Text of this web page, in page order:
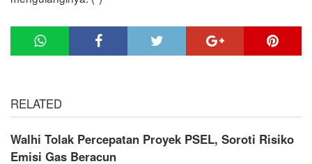
RELATED
Walhi Tolak Percepatan Proyek PSEL, Soroti Risiko
Emisi Gas Beracun